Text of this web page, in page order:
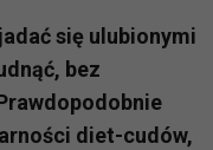
się ulubionymi
bez
diet-cudów,